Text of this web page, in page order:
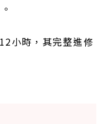
小時，其完整進修